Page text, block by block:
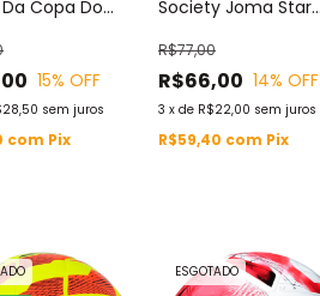
Copa Do
15% OFF
sem juros
com Pix
Society Joma Star
R$66,00
R$77,00
14% OFF
3 xde R$22,00 sem juros
R$59,40 com Pix
ESGOTADO